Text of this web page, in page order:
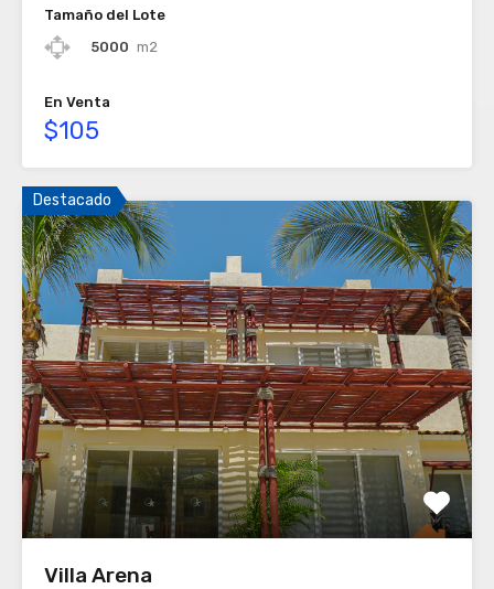
Tamaño del Lote
5000 m2
En Venta
$105
Destacado
Villa Arena